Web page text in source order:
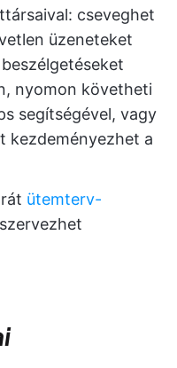
cseveghet
üzeneteket
nyomon követheti
segítségével, vagy
kezdeményezhet a
ütemterv-